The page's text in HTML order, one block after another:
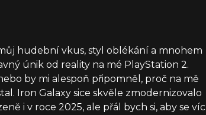
hudební vkus, styl oblékání a mnohem
únik od reality na mé PlayStation 2.
by mi alespoň připomněl, proč na mě
Iron Galaxy sice skvěle zmodernizovalo
i v roce 2025, ale přál bych si, aby se víc